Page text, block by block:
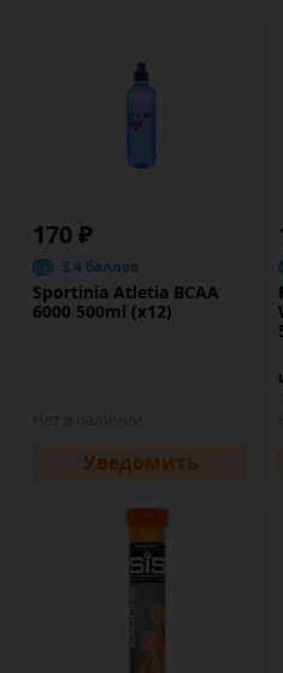
170 ₽
3.4 баллов
Sportinia Atletia BCAA
6000 500ml (х12)
Уведомить